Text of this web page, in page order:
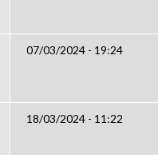
07/03/2024 - 19:24
18/03/2024 - 11:22